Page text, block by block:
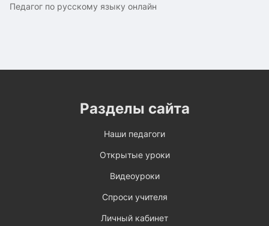
Педагог по русскому языку онлайн
Разделы сайта
Наши педагоги
Открытые уроки
Видеоуроки
Спроси учителя
Личный кабинет